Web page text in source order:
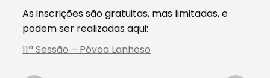
As inscrições são gratuitas, mas limitadas, e
podem ser realizadas aqui:
11ª Sessão – Póvoa Lanhoso